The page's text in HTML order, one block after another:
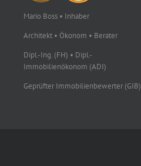
Mario Boss • Inhaber
Architekt • Ökonom • Berater
Dipl.-Ing. (FH) • Dipl.-
Immobilienökonom (ADI)
Geprüfter Immobilienbewerter (GIB)